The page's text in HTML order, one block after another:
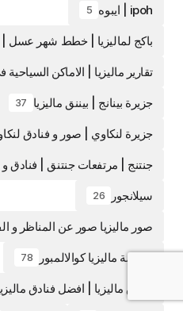
ipoh | ايبوه 5
باكج لماليزيا | خطط شهر عسل
تقارير ماليزيا | الاماكن السياحية
جزيرة بينانج | بيننق ماليزيا 37
جزيرة لنكاوي | صور و فنادق
جنتنج | مرتفعات جنتنق | فنادق
سيلانجور 26
صور ماليزيا صور عن المناظر و
عاصمة ماليزيا كوالالمبور 78
فنادق ماليزيا | افضل فنادق